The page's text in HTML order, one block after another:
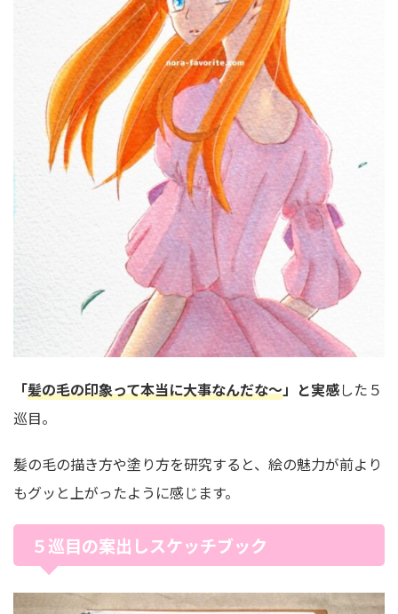
「髪の毛の印象って本当に大事なんだな～」と実感した５
巡目。
髪の毛の描き方や塗り方を研究すると、絵の魅力が前より
もグッと上がったように感じます。
５巡目の案出しスケッチブック